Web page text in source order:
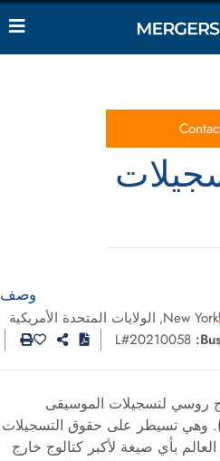
وصف
New York
, الولايات المتحدة الأمريكية
روسي لتسجيلات الموسيقى
(تأسس عام 1991). وهي تسيطر على حقوق التسجيلات
بأي صيغة لأكبر كتالوج خارج